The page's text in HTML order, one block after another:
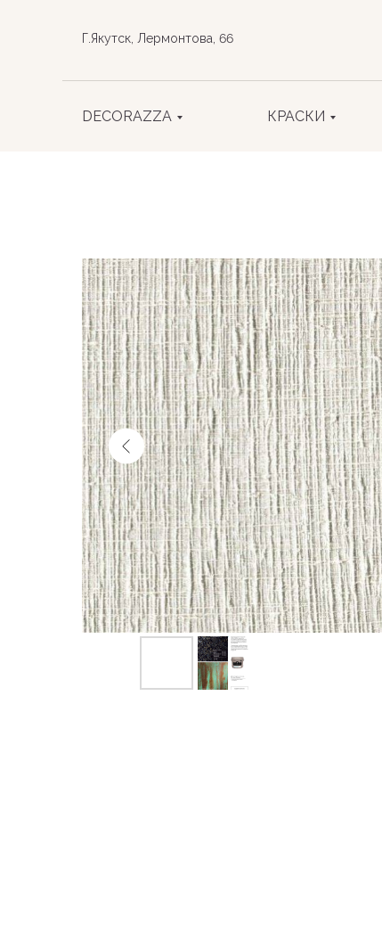
КРАСКИ
Г.Якутск, Лермонтова, 66
DECORAZZA